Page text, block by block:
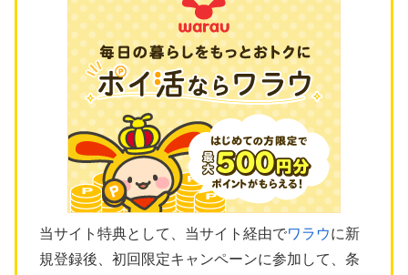
当サイト特典として、当サイト経由でワラウに新
規登録後、初回限定キャンペーンに参加して、条